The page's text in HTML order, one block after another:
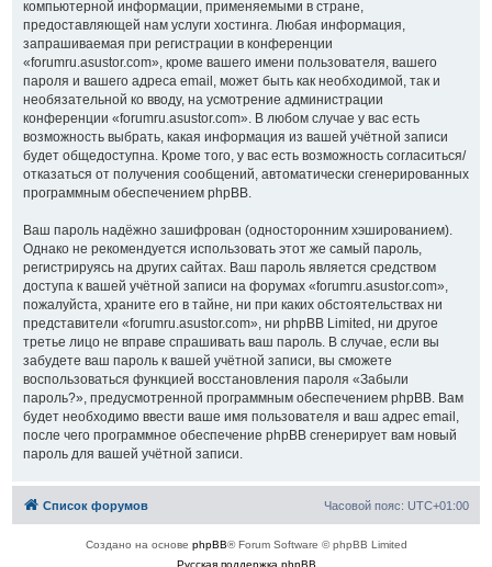
компьютерной информации, применяемыми в стране,
предоставляющей нам услуги хостинга. Любая информация,
запрашиваемая при регистрации в конференции
«forumru.asustor.com», кроме вашего имени пользователя, вашего
пароля и вашего адреса email, может быть как необходимой, так и
необязательной ко вводу, на усмотрение администрации
конференции «forumru.asustor.com». В любом случае у вас есть
возможность выбрать, какая информация из вашей учётной записи
будет общедоступна. Кроме того, у вас есть возможность согласиться/
отказаться от получения сообщений, автоматически сгенерированных
программным обеспечением phpBB.
Ваш пароль надёжно зашифрован (односторонним хэшированием).
Однако не рекомендуется использовать этот же самый пароль,
регистрируясь на других сайтах. Ваш пароль является средством
доступа к вашей учётной записи на форумах «forumru.asustor.com»,
пожалуйста, храните его в тайне, ни при каких обстоятельствах ни
представители «forumru.asustor.com», ни phpBB Limited, ни другое
третье лицо не вправе спрашивать ваш пароль. В случае, если вы
забудете ваш пароль к вашей учётной записи, вы сможете
воспользоваться функцией восстановления пароля «Забыли
пароль?», предусмотренной программным обеспечением phpBB. Вам
будет необходимо ввести ваше имя пользователя и ваш адрес email,
после чего программное обеспечение phpBB сгенерирует вам новый
пароль для вашей учётной записи.
Список форумов Часовой пояс: UTC+01:00
Создано на основе phpBB® Forum Software © phpBB Limited
Русская поддержка phpBB